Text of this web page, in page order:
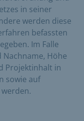
in seiner
werden diese
befassten
Im Falle
Höhe
Projektinhalt in
sowie auf